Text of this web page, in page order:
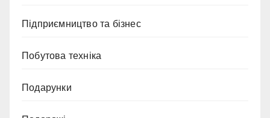
Підприємництво та бізнес
Побутова техніка
Подарунки